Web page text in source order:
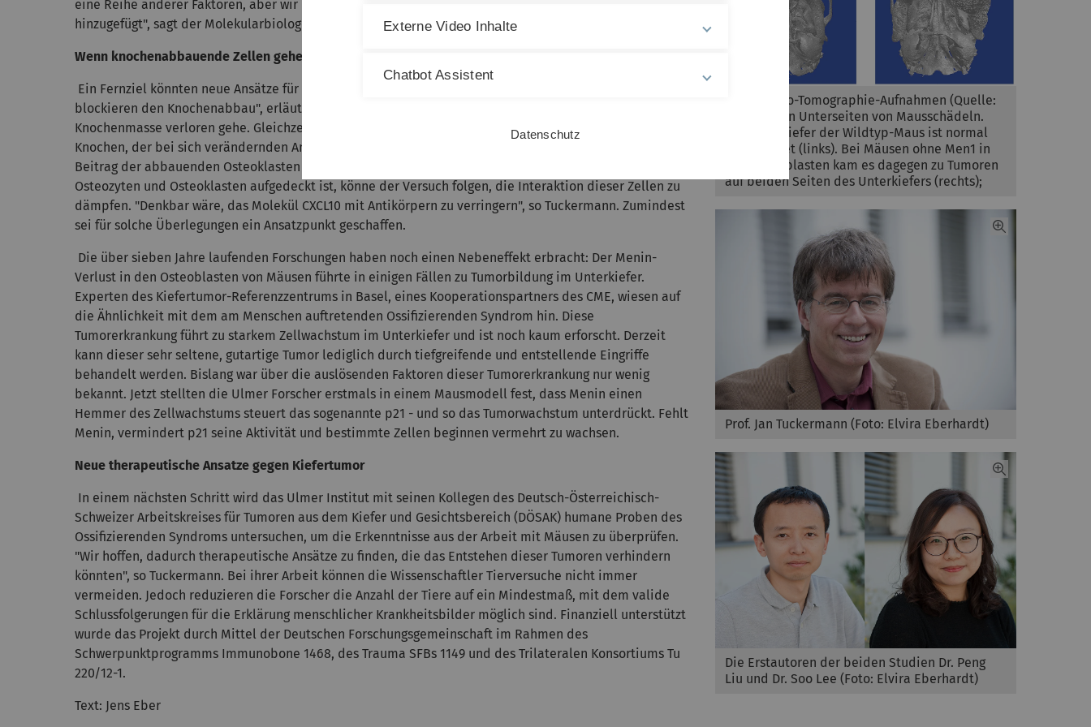
eine Reihe anderer Faktoren, aber wir haben diesem Puzzlespiel zwei neue, bekannte Faktoren
hinzugefügt", sagt der Molekularbiologe, der das CME seit 2012 leitet.
Wenn knochenabbauende Zellen gehemmt werden, leidet die Knochenqualität
Ein Fernziel könnten neue Ansätze für die Behandlung der Osteoporose sein. "Gängige Therapien
blockieren den Knochenabbau", erläutert Tuckermann. Das sei zunächst gut, weil nicht mehr
Knochenmasse verloren gehe. Gleichzeitig leide jedoch die Knochenqualität, weil zum Umbau der
Knochen, der bei sich verändernden Anforderungen ans Skelett permanent im Körper abläuft, immer ein
Beitrag der abbauenden Osteoklasten gehöre. Nachdem einer der Kommunikationswege zwischen
Osteozyten und Osteoklasten aufgedeckt ist, könne der Versuch folgen, die Interaktion dieser Zellen zu
dämpfen. "Denkbar wäre, das Molekül CXCL10 mit Antikörpern zu verringern", so Tuckermann. Zumindest
sei für solche Überlegungen ein Ansatzpunkt geschaffen.
Die über sieben Jahre laufenden Forschungen haben noch einen Nebeneffekt erbracht: Der Menin-
Verlust in den Osteoblasten von Mäusen führte in einigen Fällen zu Tumorbildung im Unterkiefer.
Experten des Kiefertumor-Referenzzentrums in Basel, eines Kooperationspartners des CME, wiesen auf
die Ähnlichkeit mit dem am Menschen auftretenden Ossifizierenden Syndrom hin. Diese
Tumorerkrankung führt zu starkem Zellwachstum im Unterkiefer und ist noch kaum erforscht. Derzeit
kann dieser sehr seltene, gutartige Tumor lediglich durch tiefgreifende und entstellende Eingriffe
behandelt werden. Bislang war über die auslösenden Faktoren dieser Tumorerkrankung nur wenig
bekannt. Jetzt stellten die Ulmer Forscher erstmals in einem Mausmodell fest, dass Menin einen
Hemmer des Zellwachstums steuert das sogenannte p21 - und so das Tumorwachstum unterdrückt. Fehlt
Menin, vermindert p21 seine Aktivität und bestimmte Zellen beginnen vermehrt zu wachsen.
Neue therapeutische Ansatze gegen Kiefertumor
In einem nächsten Schritt wird das Ulmer Institut mit seinen Kollegen des Deutsch-Österreichisch-
Schweizer Arbeitskreises für Tumoren aus dem Kiefer und Gesichtsbereich (DÖSAK) humane Proben des
Ossifizierenden Syndroms untersuchen, um die Erkenntnisse aus der Arbeit mit Mäusen zu überprüfen.
"Wir hoffen, dadurch therapeutische Ansätze zu finden, die das Entstehen dieser Tumoren verhindern
könnten", so Tuckermann. Bei ihrer Arbeit können die Wissenschaftler Tierversuche nicht immer
vermeiden. Jedoch reduzieren die Forscher die Anzahl der Tiere auf ein Mindestmaß, mit dem valide
Schlussfolgerungen für die Erklärung menschlicher Krankheitsbilder möglich sind. Finanziell unterstützt
wurde das Projekt durch Mittel der Deutschen Forschungsgemeinschaft im Rahmen des
Schwerpunktprogramms Immunobone 1468, des Trauma SFBs 1149 und des Trilateralen Konsortiums Tu
220/12-1.
Text: Jens Eber
Diese Mikro-Tomographie-Aufnahmen (Quelle:
CME) zeigen Unterseiten von Mausschädeln.
Der Unterkiefer der Wildtyp-Maus ist normal
ausgebildet (links). Bei Mäusen ohne Men1 in
den Osteoblasten kam es dagegen zu Tumoren
auf beiden Seiten des Unterkiefers (rechts);
Prof. Jan Tuckermann (Foto: Elvira Eberhardt)
Die Erstautoren der beiden Studien Dr. Peng
Liu und Dr. Soo Lee (Foto: Elvira Eberhardt)
Externe Video Inhalte
Chatbot Assistent
Datenschutz